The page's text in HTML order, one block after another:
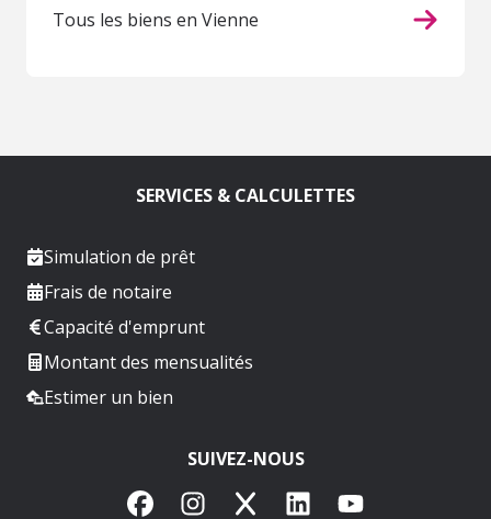
Tous les biens en Vienne
SERVICES & CALCULETTES
Simulation de prêt
Frais de notaire
Capacité d'emprunt
Montant des mensualités
Estimer un bien
SUIVEZ-NOUS
FacebookInstagram
X LinkedInYouTube